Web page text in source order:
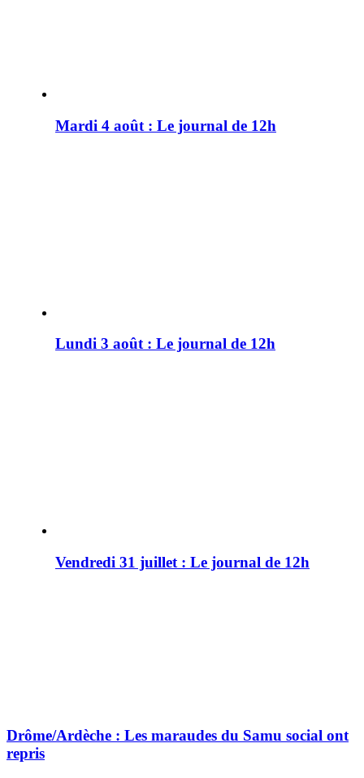
Mardi 4 août : Le journal de 12h
Lundi 3 août : Le journal de 12h
Vendredi 31 juillet : Le journal de 12h
Drôme/Ardèche : Les maraudes du Samu social ont
repris